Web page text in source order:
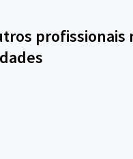
profissionais